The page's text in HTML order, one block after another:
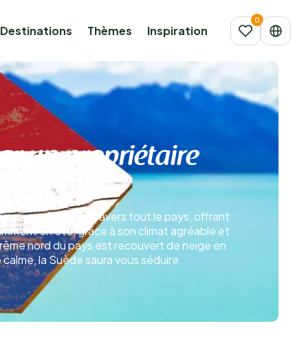
Destinations Thèmes Inspiration
un propriétaire
répartis à travers tout le pays, offrant
en été, grâce à son climat agréable et
nord du pays est recouvert de neige en
la Suède saura vous séduire.